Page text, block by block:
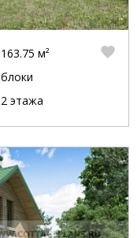
163.75 м²
блоки
2 этажа